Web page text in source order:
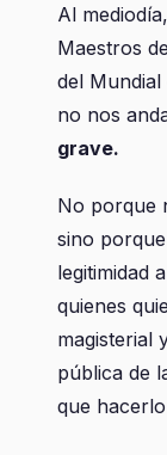
Al
Maestros
del Mundial
no nos
grave.
No porque
sino
legitimidad
quienes
magisterial
pública de
que